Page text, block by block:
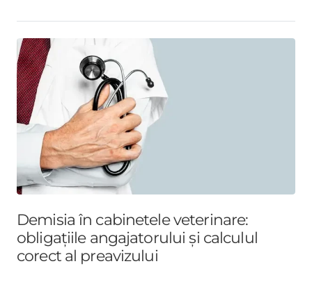
Demisia în cabinetele veterinare:
obligațiile angajatorului și calculul
corect al preavizului